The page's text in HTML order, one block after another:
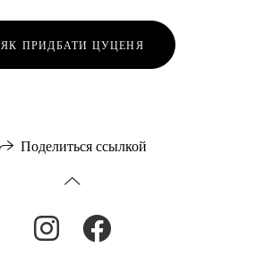
ЯК ПРИДБАТИ ЦУЦЕНЯ
Поделиться ссылкой